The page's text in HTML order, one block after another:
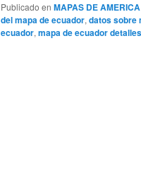
Publicado en MAPAS DE AMERICA
del mapa de ecuador, datos sobre
ecuador, mapa de ecuador detalles